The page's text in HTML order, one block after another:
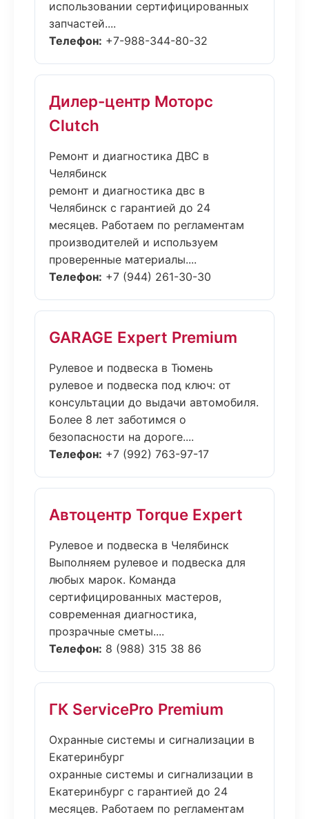
использовании сертифицированных
запчастей....
Телефон: +7-988-344-80-32
Дилер-центр Моторс
Clutch
Ремонт и диагностика ДВС в
Челябинск
ремонт и диагностика двс в
Челябинск с гарантией до 24
месяцев. Работаем по регламентам
производителей и используем
проверенные материалы....
Телефон: +7 (944) 261-30-30
GARAGE Expert Premium
Рулевое и подвеска в Тюмень
рулевое и подвеска под ключ: от
консультации до выдачи автомобиля.
Более 8 лет заботимся о
безопасности на дороге....
Телефон: +7 (992) 763-97-17
Автоцентр Torque Expert
Рулевое и подвеска в Челябинск
Выполняем рулевое и подвеска для
любых марок. Команда
сертифицированных мастеров,
современная диагностика,
прозрачные сметы....
Телефон: 8 (988) 315 38 86
ГК ServicePro Premium
Охранные системы и сигнализации в
Екатеринбург
охранные системы и сигнализации в
Екатеринбург с гарантией до 24
месяцев. Работаем по регламентам